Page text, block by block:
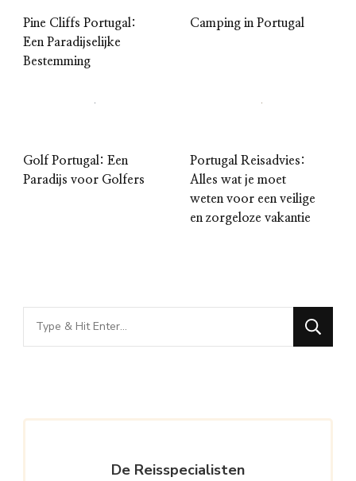
Pine Cliffs Portugal:
Een Paradijselijke
Bestemming
Camping in Portugal
Golf Portugal: Een
Paradijs voor Golfers
Portugal Reisadvies:
Alles wat je moet
weten voor een veilige
en zorgeloze vakantie
Looking
for
De Reisspecialisten